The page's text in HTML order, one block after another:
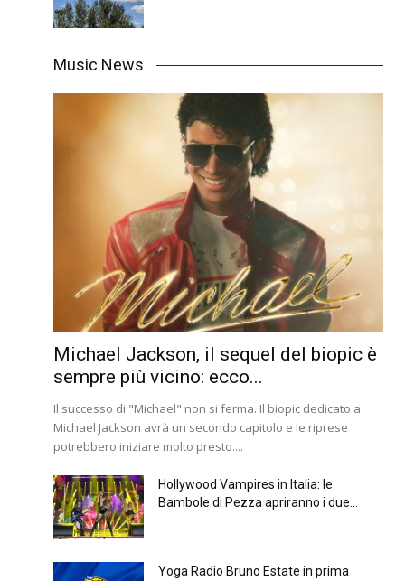
Music News
Michael Jackson, il sequel del biopic è
sempre più vicino: ecco...
Il successo di "Michael" non si ferma. Il biopic dedicato a
Michael Jackson avrà un secondo capitolo e le riprese
potrebbero iniziare molto presto....
Hollywood Vampires in Italia: le
Bambole di Pezza apriranno i due...
Yoga Radio Bruno Estate in prima